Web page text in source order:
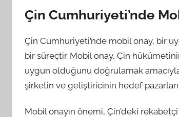
Çin Cumhuriyeti’nde
Çin Cumhuriyeti’nde mobil onay, bir
bir süreçtir. Mobil onay, Çin
uygun olduğunu doğrulamak
şirketin ve geliştiricinin hedef
Mobil onayın önemi, Çin’deki